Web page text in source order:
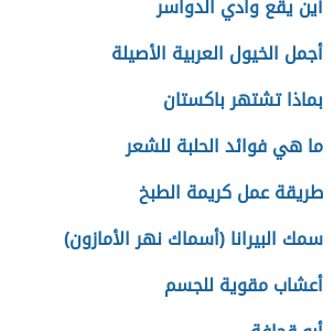
أين يقع وادي الدواسر
أجمل الخيول العربية الأصيلة
بماذا تشتهر باكستان
ما هي فوائد الحلبة للشعر
طريقة عمل كريمة الطبخ
سمك البيرانا (أسماك نهر الأمازون)
أعشاب مقوية للجسم